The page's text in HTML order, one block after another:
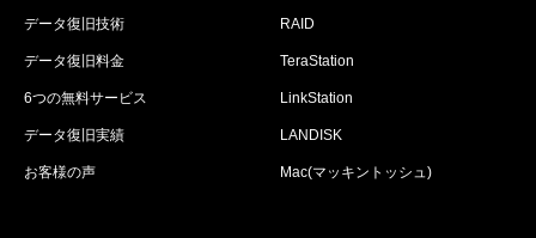
データ復旧技術
データ復旧料金
6つの無料サービス
データ復旧実績
お客様の声
RAID
TeraStation
LinkStation
LANDISK
Mac(マッキントッシュ)